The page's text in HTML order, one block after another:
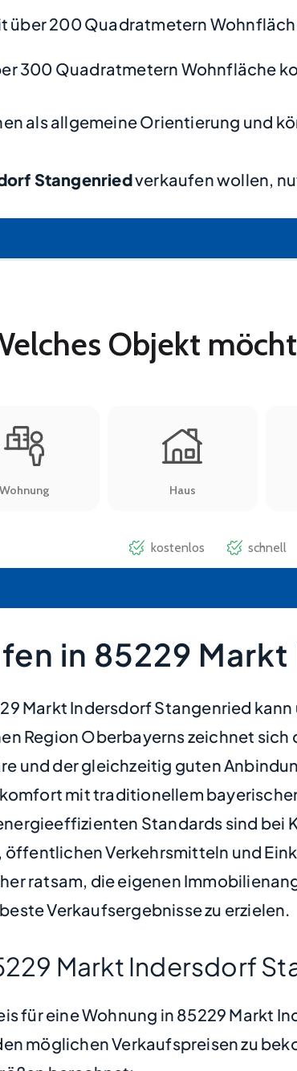
über 200 Quadratmetern
300 Quadratmetern Wohnfläche
als allgemeine Orientierung und
Stangenriedverkaufen wollen,
in 85229
Markt Indersdorf Stangenried
Region Oberbayerns zeichnet
und der gleichzeitig guten
mit traditionellem
Standards sind bei
öffentlichen Verkehrsmitteln und
ratsam, die eigenen
Verkaufsergebnisse zu erzielen.
Markt Indersdorf
für eine Wohnung in 85229 Markt
möglichen Verkaufspreisen zu